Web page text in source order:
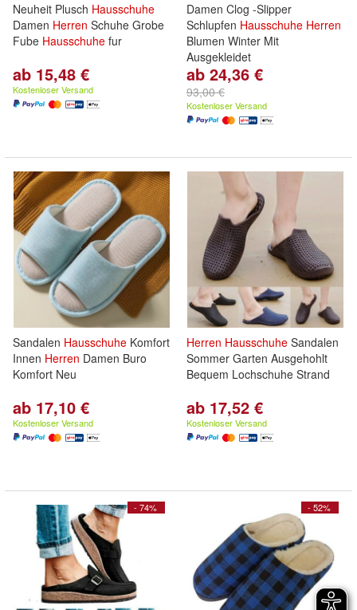
Neuheit Plusch Hausschuhe
Damen Herren Schuhe Grobe
Fube Hausschuhe fur
ab 15,48 €
Kostenloser Versand
Damen Clog -Slipper
Schlupfen Hausschuhe Herren
Blumen Winter Mit
Ausgekleidet
ab 24,36 €
93,00 €
Kostenloser Versand
Sandalen Hausschuhe Komfort
Innen Herren Damen Buro
Komfort Neu
ab 17,10 €
Kostenloser Versand
Herren Hausschuhe Sandalen
Sommer Garten Ausgehohlt
Bequem Lochschuhe Strand
ab 17,52 €
Kostenloser Versand
- 74% - 52%